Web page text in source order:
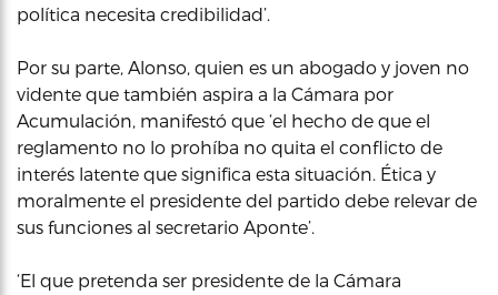
política necesita credibilidad’.
Por su parte, Alonso, quien es un abogado y joven no
vidente que también aspira a la Cámara por
Acumulación, manifestó que ‘el hecho de que el
reglamento no lo prohíba no quita el conflicto de
interés latente que significa esta situación. Ética y
moralmente el presidente del partido debe relevar de
sus funciones al secretario Aponte’.
‘El que pretenda ser presidente de la Cámara